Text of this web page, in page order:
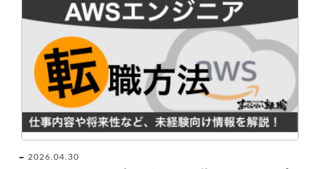
2026.04.30